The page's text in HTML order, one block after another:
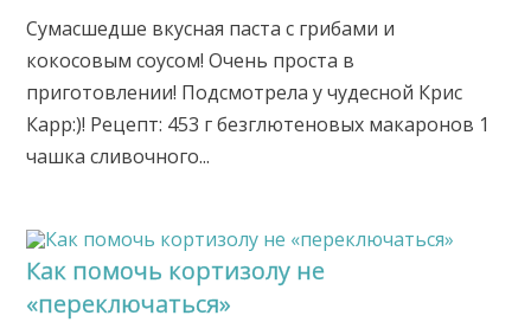
Сумасшедше вкусная паста с грибами и
кокосовым соусом! Очень проста в
приготовлении! Подсмотрела у чудесной Крис
Карр:)! Рецепт: 453 г безглютеновых макаронов 1
чашка сливочного...
Как помочь кортизолу не
«переключаться»